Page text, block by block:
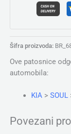
Šifra proizvoda:
Ove patosnice
automobila:
KIA> SOUL
Povezani